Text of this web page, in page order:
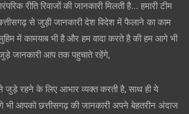
रीति रिवाजों की जानकारी मिलती है... हमारी टीम
छत्तीसगढ़ से जुड़ी जानकारी देश विदेश में फैलाने का काम
में कामयाब भी है और हम वादा करते है की हम आगे भी
जानकारी आप तक पहुचाते रहेंगे,
रहने के लिए आभार व्यक्त करती है, साथ ही ये
भी आपको छत्तीसगढ़ की जानकारी अपने बेहतरीन अंदाज